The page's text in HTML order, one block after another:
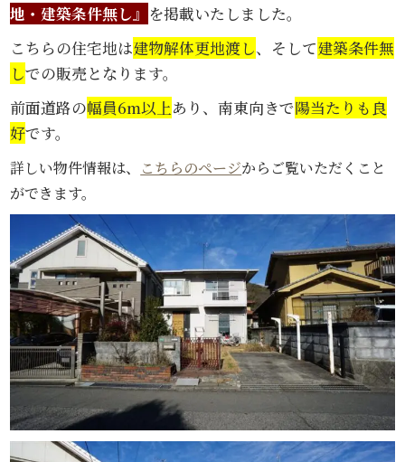
地・建築条件無し』 を掲載いたしました。
こちらの住宅地は建物解体更地渡し、そして建築条件無
しでの販売となります。
前面道路の幅員6m以上あり、南東向きで陽当たりも良
好です。
詳しい物件情報は、 こちらのページからご覧いただくこと
ができます。